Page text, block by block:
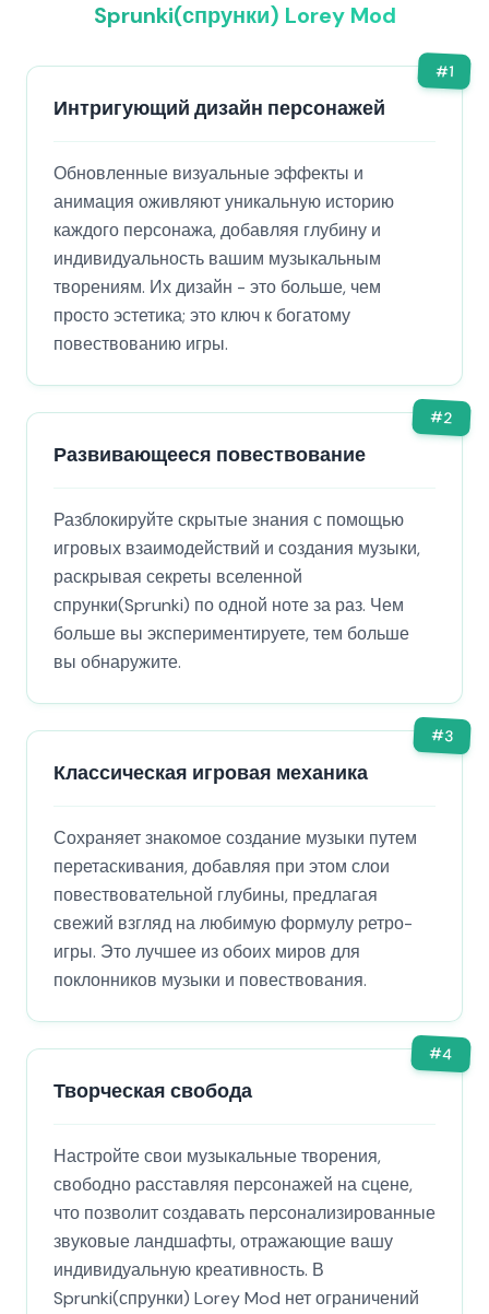
Sprunki(спрунки) Lorey Mod
#1
Интригующий дизайн персонажей
Обновленные визуальные эффекты и
анимация оживляют уникальную историю
каждого персонажа, добавляя глубину и
индивидуальность вашим музыкальным
творениям. Их дизайн - это больше, чем
просто эстетика; это ключ к богатому
повествованию игры.
#2
Развивающееся повествование
Разблокируйте скрытые знания с помощью
игровых взаимодействий и создания музыки,
раскрывая секреты вселенной
спрунки(Sprunki) по одной ноте за раз. Чем
больше вы экспериментируете, тем больше
вы обнаружите.
#3
Классическая игровая механика
Сохраняет знакомое создание музыки путем
перетаскивания, добавляя при этом слои
повествовательной глубины, предлагая
свежий взгляд на любимую формулу ретро-
игры. Это лучшее из обоих миров для
поклонников музыки и повествования.
#4
Творческая свобода
Настройте свои музыкальные творения,
свободно расставляя персонажей на сцене,
что позволит создавать персонализированные
звуковые ландшафты, отражающие вашу
индивидуальную креативность. В
Sprunki(спрунки) Lorey Mod нет ограничений